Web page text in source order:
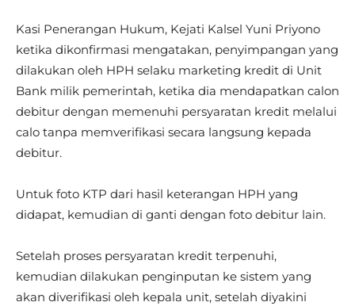
Kasi Penerangan Hukum, Kejati Kalsel Yuni Priyono
ketika dikonfirmasi mengatakan, penyimpangan yang
dilakukan oleh HPH selaku marketing kredit di Unit
Bank milik pemerintah, ketika dia mendapatkan calon
debitur dengan memenuhi persyaratan kredit melalui
calo tanpa memverifikasi secara langsung kepada
debitur.
Untuk foto KTP dari hasil keterangan HPH yang
didapat, kemudian di ganti dengan foto debitur lain.
Setelah proses persyaratan kredit terpenuhi,
kemudian dilakukan penginputan ke sistem yang
akan diverifikasi oleh kepala unit, setelah diyakini